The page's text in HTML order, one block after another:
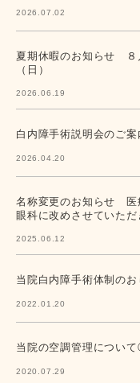
2026.07.02
夏期休暇のお知らせ ８
（日）
2026.06.19
白内障手術説明会のご
2026.04.20
名称変更のお知らせ
眼科に改めさせていただ
2025.06.12
当院白内障手術体制のお
2022.01.20
当院の空調管理につい
2020.07.29